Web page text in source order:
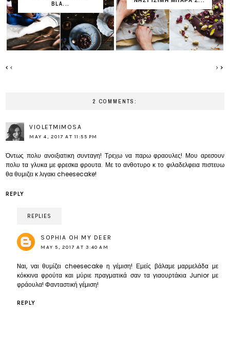
BLA...
2 COMMENTS:
VIOLETMIMOSA
MAY 4, 2017 AT 11:55 PM
Όντως πολυ ανοιξιατικη συνταγη! Τρεχω να παρω φραουλες! Μου αρεσουν
πολυ τα γλυκα με φρεσκα φρουτα. Με το ανθοτυρο κ το φιλαδελφεια πιστευω
θα θυμιζει κ λιγακι cheesecake!
REPLY
REPLIES
SOPHIA OH MY DEER
MAY 5, 2017 AT 3:40 AM
Nαι, ναι θυμίζει cheesecake η γέμιση! Εμείς βάλαμε μαρμελάδα με
κόκκινα φρούτα και μύριε πραγματικά σαν τα γιαουρτάκια Junior με
φράουλα! Φανταστική γέμιση!
REPLY